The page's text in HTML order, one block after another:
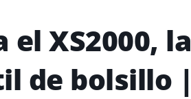
XS2000, la
de bolsillo |